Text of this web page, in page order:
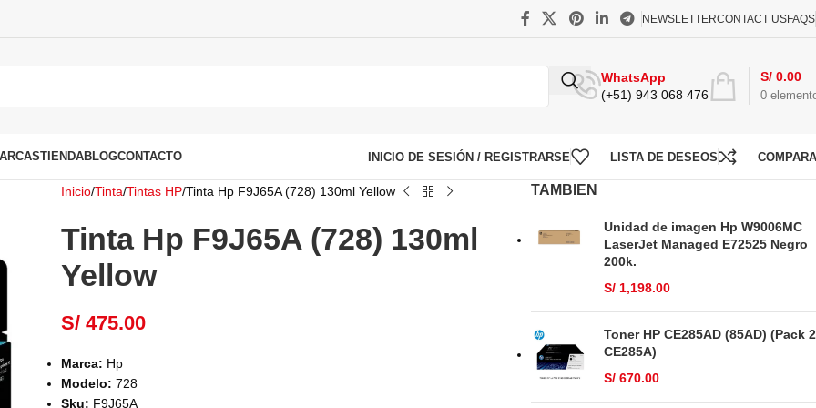
NEWSLETTERCONTACT USFAQS
WhatsApp
(+51) 943 068 476
0
S/ 0.00
TIENDABLOGCONTACTO INICIO DE SESIÓN / REGISTRARSE LISTA DE DESEOS
Inicio Tinta Tintas HP Tinta Hp F9J65A (728) 130ml Yellow
Tinta Hp F9J65A (728) 130ml
Yellow
S/ 475.00
Marca: Hp
Modelo:728
Sku: F9J65A
TAMBIEN
Unidad de imagen Hp W9006MC
LaserJet Managed E72525 Negro
200k.
S/1,198.00
Toner HP CE285AD (85AD) (Pack 2
CE285A)
S/670.00